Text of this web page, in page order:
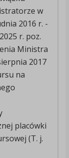
w
2016 r. -
r. poz.
Ministra
2017
na
placówki
(T. j.